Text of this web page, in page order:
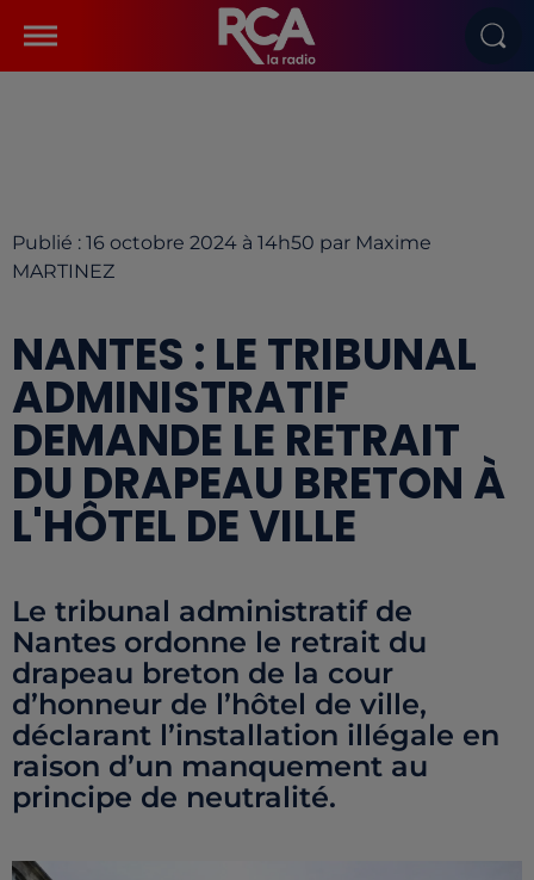
Publié : 16 octobre 2024 à 14h50 par Maxime
MARTINEZ
NANTES : LE TRIBUNAL
ADMINISTRATIF
DEMANDE LE RETRAIT
DU DRAPEAU BRETON À
L'HÔTEL DE VILLE
Le tribunal administratif de
Nantes ordonne le retrait du
drapeau breton de la cour
d’honneur de l’hôtel de ville,
déclarant l’installation illégale en
raison d’un manquement au
principe de neutralité.